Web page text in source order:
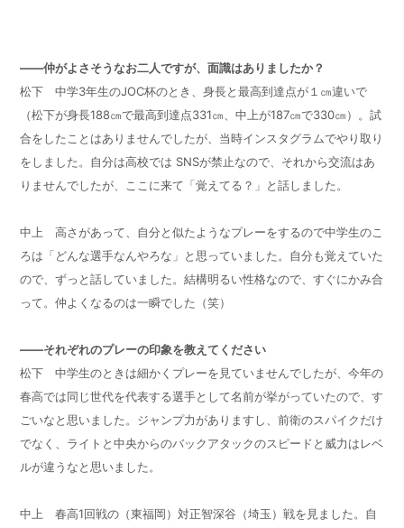
——仲がよさそうなお二人ですが、面識はありましたか？
松下 中学3年生のJOC杯のとき、身長と最高到達点が１㎝違いで
（松下が身長188㎝で最高到達点331㎝、中上が187㎝で330㎝）。試
合をしたことはありませんでしたが、当時インスタグラムでやり取り
をしました。自分は高校では SNSが禁止なので、それから交流はあ
りませんでしたが、ここに来て「覚えてる？」と話しました。
中上 高さがあって、自分と似たようなプレーをするので中学生のこ
ろは「どんな選手なんやろな」と思っていました。自分も覚えていた
ので、ずっと話していました。結構明るい性格なので、すぐにかみ合
って。仲よくなるのは一瞬でした（笑）
——それぞれのプレーの印象を教えてください
松下 中学生のときは細かくプレーを見ていませんでしたが、今年の
春高では同じ世代を代表する選手として名前が挙がっていたので、す
ごいなと思いました。ジャンプ力がありますし、前衛のスパイクだけ
でなく、ライトと中央からのバックアタックのスピードと威力はレベ
ルが違うなと思いました。
中上 春高1回戦の（東福岡）対正智深谷（埼玉）戦を見ました。自